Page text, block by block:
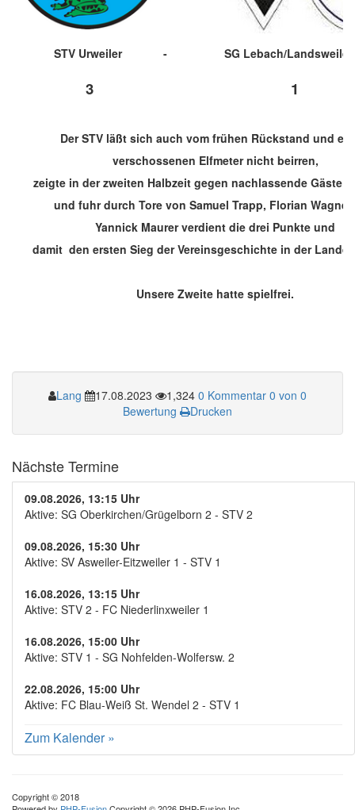
STV Urweiler - SG Lebach/Landsweiler
3 1
Der STV läßt sich auch vom frühen Rückstand und
verschossenen Elfmeter nicht beirren,
zeigte in der zweiten Halbzeit gegen nachlassende Gäste
und fuhr durch Tore von Samuel Trapp, Florian
Yannick Maurer verdient die drei Punkte und
damit den ersten Sieg der Vereinsgeschichte in der
Unsere Zweite hatte spielfrei.
Lang 17.08.2023 1,324 0 Kommentar 0 von 0
Bewertung
Drucken
Nächste Termine
09.08.2026, 13:15 Uhr
Aktive: SG Oberkirchen/Grügelborn 2 - STV 2
09.08.2026, 15:30 Uhr
Aktive: SV Asweiler-Eitzweiler 1 - STV 1
16.08.2026, 13:15 Uhr
Aktive: STV 2 - FC Niederlinxweiler 1
16.08.2026, 15:00 Uhr
Aktive: STV 1 - SG Nohfelden-Wolfersw. 2
22.08.2026, 15:00 Uhr
Aktive: FC Blau-Weiß St. Wendel 2 - STV 1
Zum Kalender »
Copyright © 2018